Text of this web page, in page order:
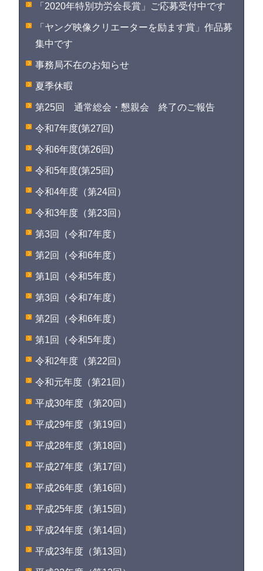
「2020年特別功労会長賞」ご応募受付中です
「ヤング映像クリエーターを励ます賞」作品募
集中です
事務局不在のお知らせ
夏季休暇
第25回 通常総会・懇親会 終了のご報告
令和7年度(第27回)
令和6年度(第26回)
令和5年度(第25回)
令和4年度（第24回）
令和3年度（第23回）
第3回（令和7年度）
第2回（令和6年度）
第1回（令和5年度）
第3回（令和7年度）
第2回（令和6年度）
第1回（令和5年度）
令和2年度（第22回）
令和元年度（第21回）
平成30年度（第20回）
平成29年度（第19回）
平成28年度（第18回）
平成27年度（第17回）
平成26年度（第16回）
平成25年度（第15回）
平成24年度（第14回）
平成23年度（第13回）